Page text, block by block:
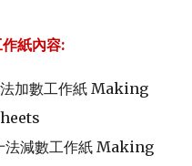
紙內容:
加數工作紙 Making
減數工作紙 Making